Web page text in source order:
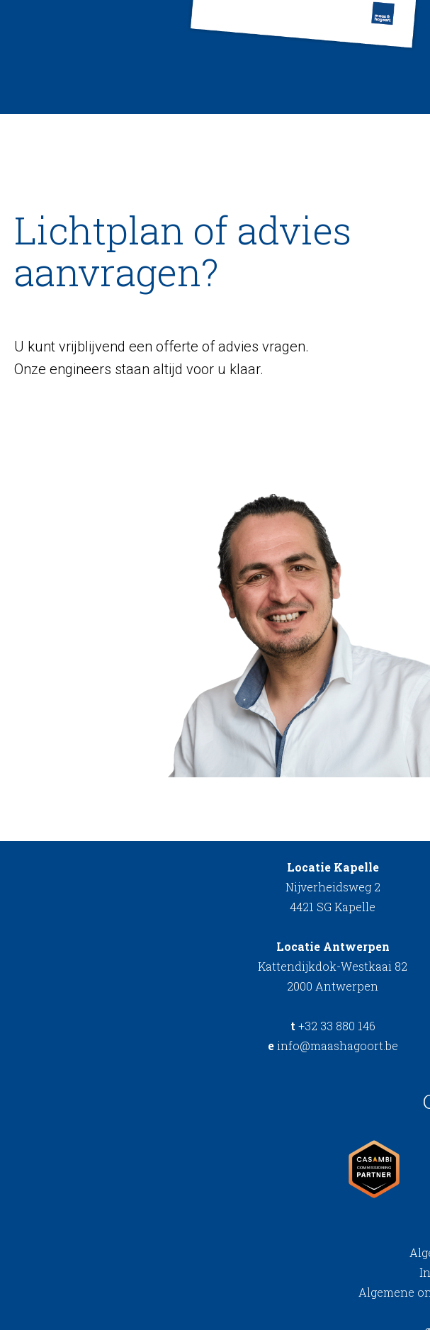
Lichtplan of advies
aanvragen?
U kunt vrijblijvend een offerte of advies vragen.
Onze engineers staan altijd voor u klaar.
Locatie Kapelle
Nijverheidsweg 2
4421 SG Kapelle
Locatie Antwerpen
Kattendijkdok-Westkaai 82
2000 Antwerpen
t +32 33 880 146
einfo@maashagoort.be
Algemene